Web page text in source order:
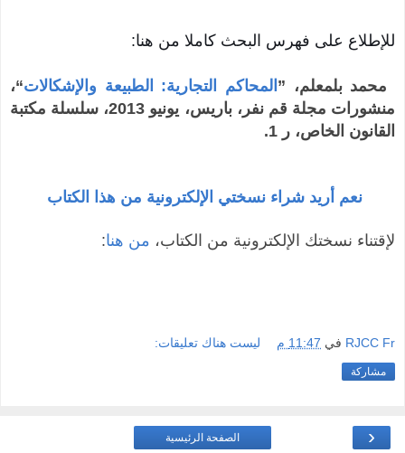
للإطلاع على فهرس البحث كاملا من هنا:
محمد بلمعلم، ” المحاكم التجارية: الطبيعة والإشكالات“،
منشورات مجلة قم نفر، باريس، يونيو 2013، سلسلة مكتبة
القانون الخاص، ر 1.
نعم أريد شراء نسختي الإلكترونية من هذا الكتاب
لإقتناء نسختك الإلكترونية من الكتاب، من هنا:
RJCC Fr في 11:47 م ليست هناك تعليقات:
مشاركة
‹ الصفحة الرئيسية